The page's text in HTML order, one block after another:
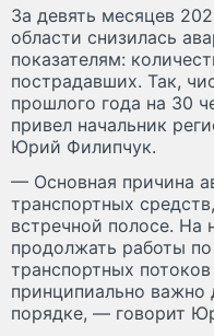
За девять месяцев
области снизилась
показателям:
пострадавших. Так,
прошлого года на 30
привел начальник
Юрий Филипчук.
— Основная причина
транспортных
встречной полосе. На
продолжать работы
транспортных
принципиально важно
порядке, — говорит